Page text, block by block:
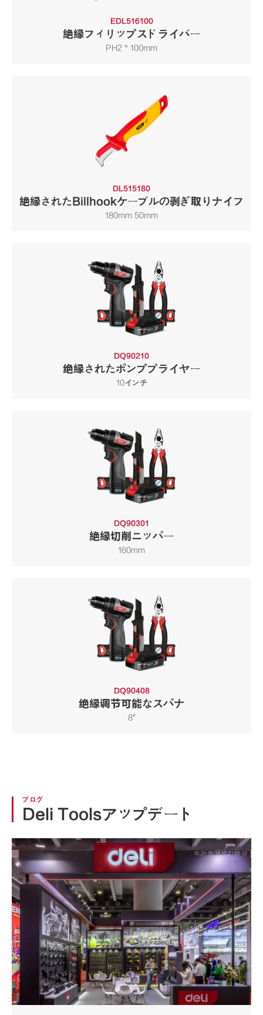
EDL516100
絶縁フィリップスドライバー
PH2 * 100mm
DL515180
絶縁されたBillhookケーブルの剥ぎ取りナイフ
180mm 50mm
DQ90210
绝縁されたポンププライヤー
10インチ
DQ90301
絶縁切削ニッパー
160mm
DQ90408
绝縁调节可能なスパナ
8"
ブログ
Deli Toolsアップデート